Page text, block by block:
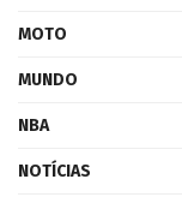
MOTO
MUNDO
NBA
NOTÍCIAS